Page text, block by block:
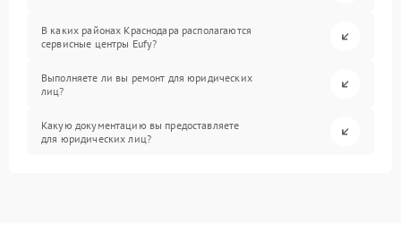
В каких районах Краснодара располагаются
сервисные центры Eufy?
Выполняете ли вы ремонт для юридических
лиц?
Какую документацию вы предоставляете
для юридических лиц?